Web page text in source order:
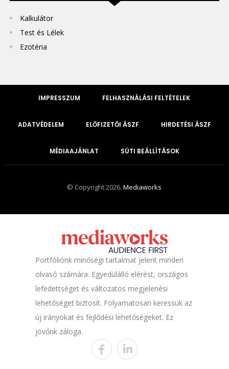
Kalkulátor
Test és Lélek
Ezotéria
IMPRESSZUM FELHASZNÁLÁSI FELTÉTELEK
ADATVÉDELEM ELŐFIZETŐI ÁSZF HIRDETÉSI ÁSZF
MÉDIAAJÁNLAT SÜTI BEÁLLÍTÁSOK
© Copyright 2026.Mediaworks
Portfóliónk minőségi tartalmat jelent minden
olvasó számára. Egyedülálló elérést, országos
lefedettséget és változatos megjelenési
lehetőséget biztosít. Folyamatosan keressük az
új irányokat és fejlődési lehetőségeket. Ez
jövőnk záloga.